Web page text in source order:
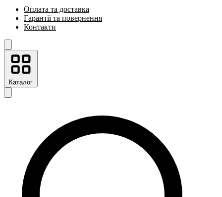
Оплата та доставка
Гарантії та повернення
Контакти
Каталог